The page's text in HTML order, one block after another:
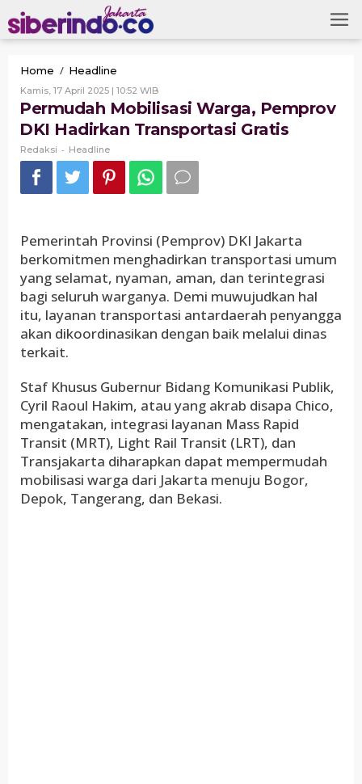
to
content
Home / Headline
Mobilisasi
Warga,
Pemprov
DKI
Gratis
Kamis, 17 April 2025 | 10:52 WIBOleh
Redaksi
Permudah Mobilisasi Warga, Pemprov
DKI Hadirkan Transportasi Gratis
Redaksi - Headline
Pemerintah Provinsi (Pemprov) DKI Jakarta
berkomitmen menghadirkan transportasi umum
yang selamat, nyaman, aman, dan terintegrasi
bagi seluruh warganya. Demi muwujudkan hal
itu, layanan transportasi antardaerah penyangga
akan dikoordinasikan dengan baik melalui dinas
terkait.
Staf Khusus Gubernur Bidang Komunikasi Publik,
Cyril Raoul Hakim, atau yang akrab disapa Chico,
mengatakan, integrasi layanan Mass Rapid
Transit (MRT), Light Rail Transit (LRT), dan
Transjakarta diharapkan dapat mempermudah
mobilisasi warga dari Jakarta menuju Bogor,
Depok, Tangerang, dan Bekasi.